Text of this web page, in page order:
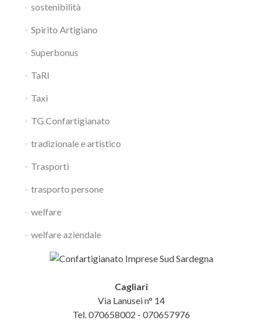
sostenibilità
Spirito Artigiano
Superbonus
TaRI
Taxi
TG Confartigianato
tradizionale e artistico
Trasporti
trasporto persone
welfare
welfare aziendale
Cagliari
Via Lanusei n° 14
Tel. 070658002 - 070657976